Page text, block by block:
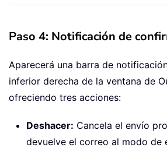
Paso 4: Notificación de
Aparecerá una barra de
inferior derecha de la ventana de
ofreciendo tres acciones:
Deshacer: Cancela el envío
devuelve el correo al modo de